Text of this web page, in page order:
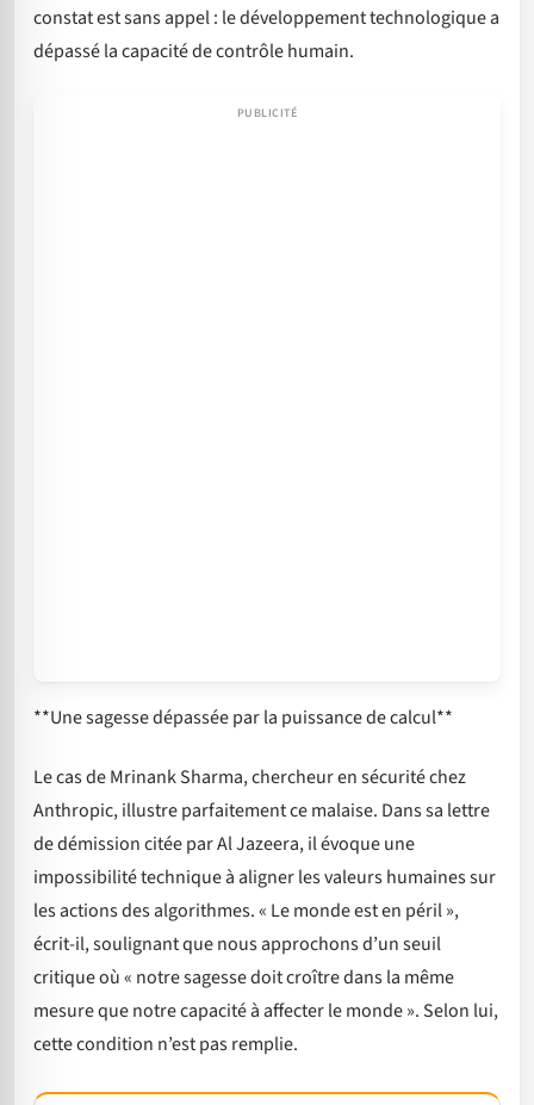
constat est sans appel : le développement technologique a
dépassé la capacité de contrôle humain.
**Une sagesse dépassée par la puissance de calcul**
Le cas de Mrinank Sharma, chercheur en sécurité chez
Anthropic, illustre parfaitement ce malaise. Dans sa lettre
de démission citée par Al Jazeera, il évoque une
impossibilité technique à aligner les valeurs humaines sur
les actions des algorithmes. « Le monde est en péril »,
écrit-il, soulignant que nous approchons d’un seuil
critique où « notre sagesse doit croître dans la même
mesure que notre capacité à affecter le monde ». Selon lui,
cette condition n’est pas remplie.